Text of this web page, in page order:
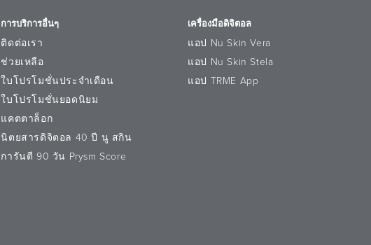
การบริการอื่นๆ
ติดต่อเรา
ช่วยเหลือ
ใบโปรโมชั่นประจำเดือน
ใบโปรโมชั่นยอดนิยม
แคตตาล็อก
นิตยสารดิจิตอล 40 ปี นู สกิน
การันตี 90 วัน Prysm Score
เครื่องมือดิจิตอล
แอป Nu Skin Vera
แอป Nu Skin Stela
แอป TRME App